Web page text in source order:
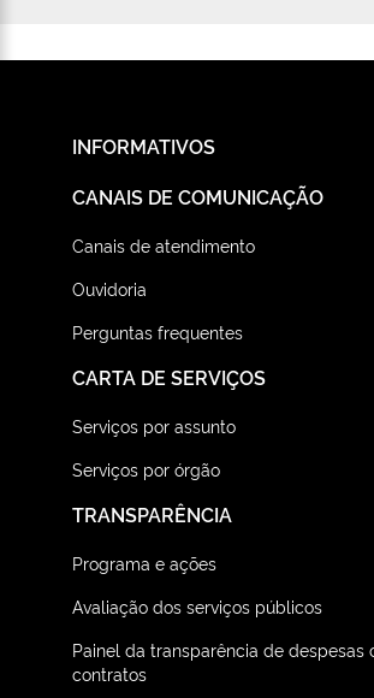
INFORMATIVOS
CANAIS DE COMUNICAÇÃO
Canais de atendimento
Ouvidoria
Perguntas frequentes
CARTA DE SERVIÇOS
Serviços por assunto
Serviços por órgão
TRANSPARÊNCIA
Programa e ações
Avaliação dos serviços públicos
Painel da transparência de despesas
contratos